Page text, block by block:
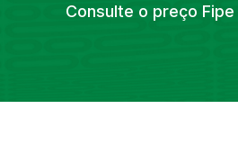
Consulte o preço